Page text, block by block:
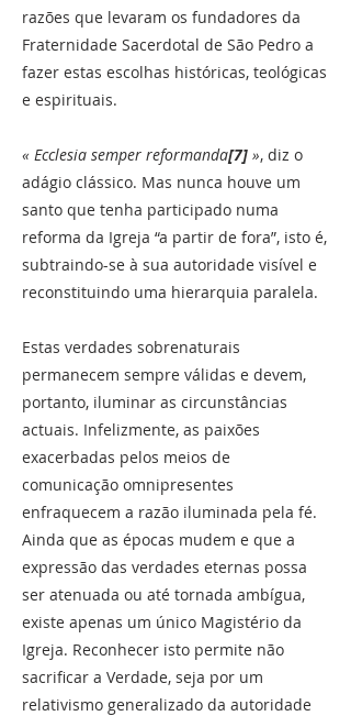
razões que levaram os fundadores da
Fraternidade Sacerdotal de São Pedro a
fazer estas escolhas históricas, teológicas
e espirituais.
« Ecclesia semper reformanda[7] », diz o
adágio clássico. Mas nunca houve um
santo que tenha participado numa
reforma da Igreja “a partir de fora”, isto é,
subtraindo-se à sua autoridade visível e
reconstituindo uma hierarquia paralela.
Estas verdades sobrenaturais
permanecem sempre válidas e devem,
portanto, iluminar as circunstâncias
actuais. Infelizmente, as paixões
exacerbadas pelos meios de
comunicação omnipresentes
enfraquecem a razão iluminada pela fé.
Ainda que as épocas mudem e que a
expressão das verdades eternas possa
ser atenuada ou até tornada ambígua,
existe apenas um único Magistério da
Igreja. Reconhecer isto permite não
sacrificar a Verdade, seja por um
relativismo generalizado da autoridade